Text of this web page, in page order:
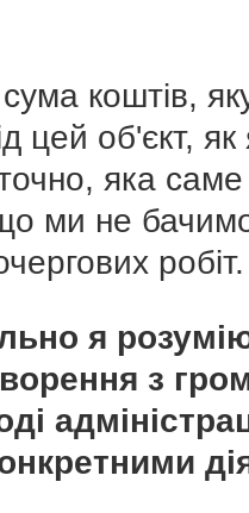
коштів,
цей об'єкт,
яка
ми не
робіт.
я
з